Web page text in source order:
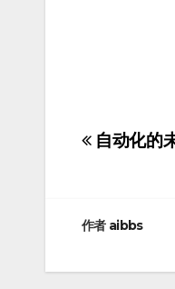
文
导
自动化的
作者 aibbs